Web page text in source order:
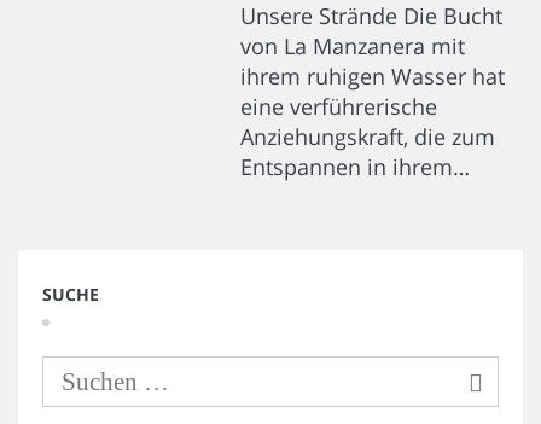
Unsere Strände Die Bucht
von La Manzanera mit
ihrem ruhigen Wasser hat
eine verführerische
Anziehungskraft, die zum
Entspannen in ihrem…
SUCHE